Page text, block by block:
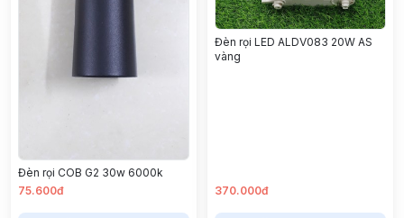
Đèn rọi COB G2 30w 6000k
75.600đ
Đèn rọi LED ALDV083 20W AS
vàng
370.000đ